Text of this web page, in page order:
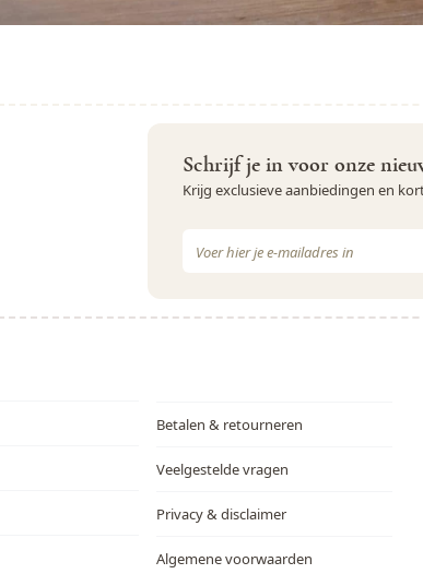
Schrijf je in voor onze
Krijg exclusieve aanbiedingen en
Betalen & retourneren
Veelgestelde vragen
Privacy & disclaimer
Algemene voorwaarden